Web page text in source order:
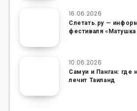
16.06.2026
Слетать.ру —
фестиваля
10.06.2026
Самуи и Панган: где
лечит Таиланд